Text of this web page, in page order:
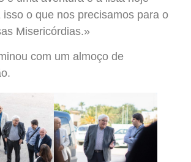
o que nos precisamos para o
Misericórdias.»
com um almoço de